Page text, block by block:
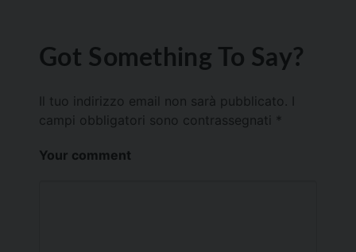
Got Something To Say?
Il tuo indirizzo email non sarà pubblicato.
campi obbligatori sono contrassegnati *
Your comment